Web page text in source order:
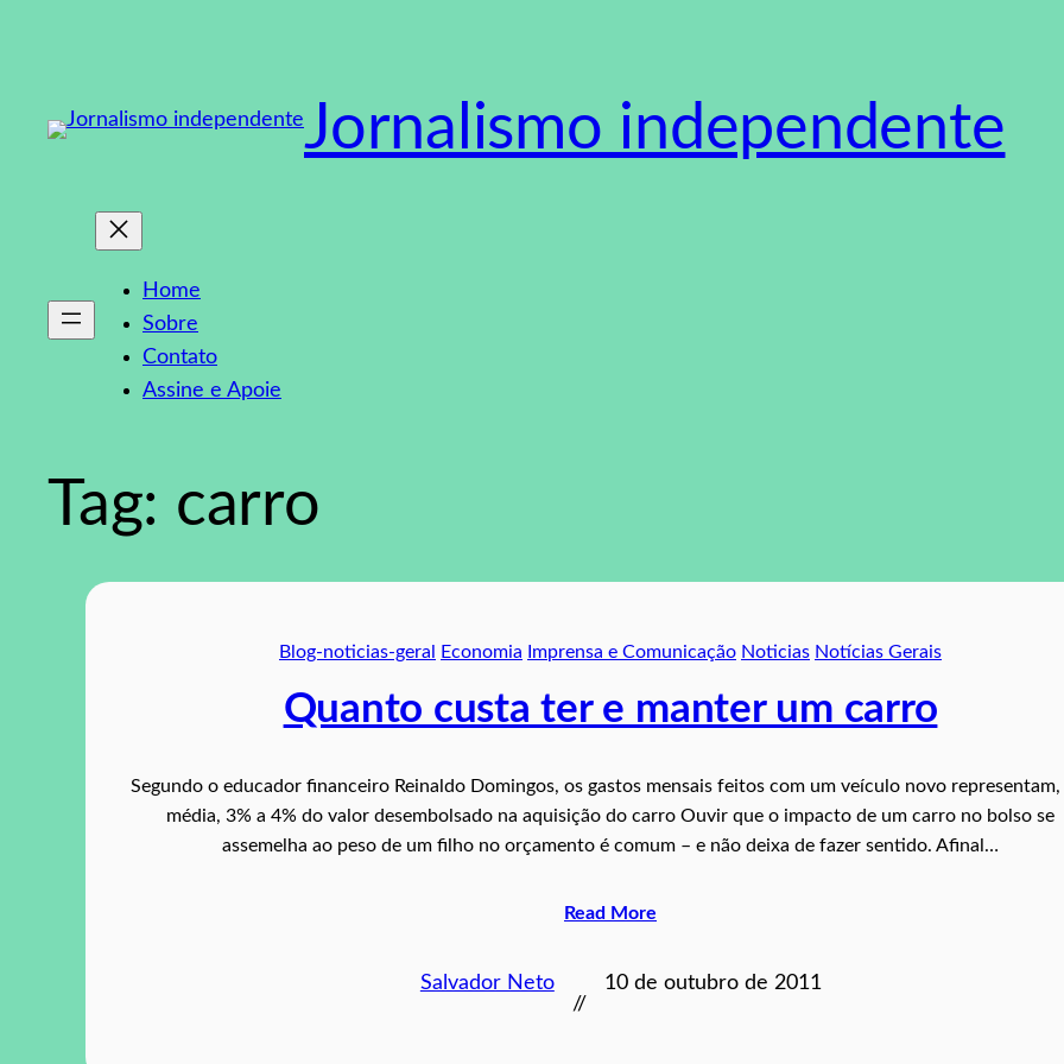
conteúdo
Jornalismo independente
Home
Sobre
Contato
Assine e Apoie
Tag: carro
Blog-noticias-geral Economia Imprensa e Comunicação Noticias Notícias Gerais
Quanto custa ter e manter um carro
Segundo o educador financeiro Reinaldo Domingos, os gastos mensais feitos com um veículo novo representam,
média, 3% a 4% do valor desembolsado na aquisição do carro Ouvir que o impacto de um carro no bolso se
assemelha ao peso de um filho no orçamento é comum – e não deixa de fazer sentido. Afinal…
Read More
Salvador Neto
//
10 de outubro de 2011